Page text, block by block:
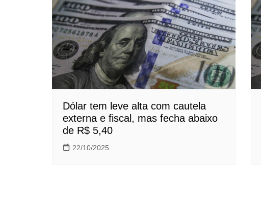
Dólar tem leve alta com cautela
externa e fiscal, mas fecha abaixo
de R$ 5,40
22/10/2025